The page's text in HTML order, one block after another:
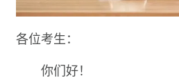
各位考生：
你们好！